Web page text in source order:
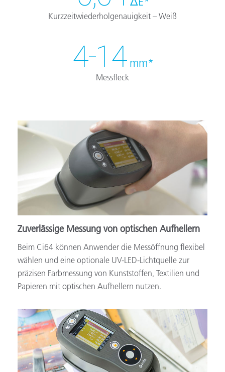
Kurzzeitwiederholgenauigkeit – Weiß
4-14 mm*
Messfleck
Zuverlässige Messung von optischen Aufhellern
Beim Ci64 können Anwender die Messöffnung flexibel
wählen und eine optionale UV-LED-Lichtquelle zur
präzisen Farbmessung von Kunststoffen, Textilien und
Papieren mit optischen Aufhellern nutzen.